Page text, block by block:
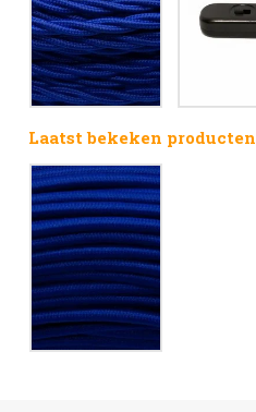
Laatst bekeken producten